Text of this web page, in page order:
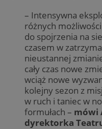
– Intensywna
różnych
do spojrzenia na
czasem w
nieustannej
cały czas nowe
wciąż nowe
kolejny sezon z
w ruch i taniec w
formułach – mówi
dyrektorka